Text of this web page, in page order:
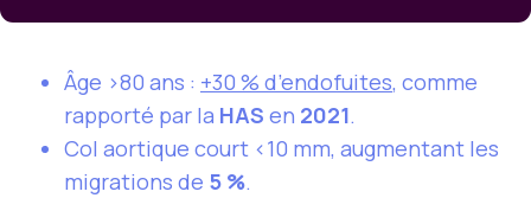
Âge >80 ans : +30 % d’endofuites, comme
rapporté par la HAS en 2021.
Col aortique court <10 mm, augmentant les
migrations de 5 %.